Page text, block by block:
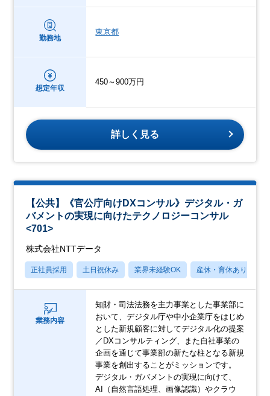
勤務地
東京都
想定年収
450～900万円
詳しく見る
【公共】《官公庁向けDXコンサル》デジタル・ガ
バメントの実現に向けたテクノロジーコンサル
<701>
株式会社NTTデータ
正社員採用 土日祝休み 業界未経験OK 産休・育休あり
業務内容
知財・司法法務を主力事業とした事業部に
おいて、デジタル庁や中小企業庁をはじめ
とした新規顧客に対してデジタル化の提案
／DXコンサルティング、また自社事業の
企画を通じて事業部の新たな柱となる新規
事業を創出することがミッションです。
デジタル・ガバメントの実現に向けて、
AI（自然言語処理、画像認識）やクラウ